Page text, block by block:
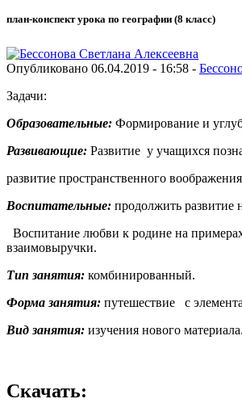
план-конспект урока по географии (8 класс)
Опубликовано 06.04.2019 - 16:58 -
Задачи:
Образовательные: Формирование и
Развивающие: Развитие у учащихся
развитие пространственного
Воспитательные: продолжить развитие
Воспитание любви к родине на
взаимовыручки.
Тип занятия: комбинированный.
Форма занятия: путешествие с
Вид занятия: изучения нового материала.
Скачать: